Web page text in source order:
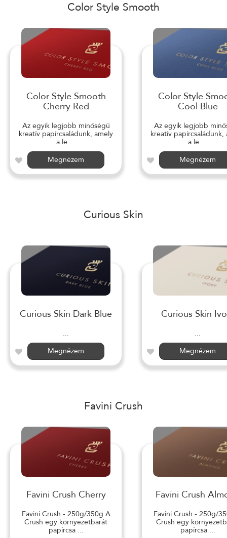
Color Style Smooth
Color Style Smooth
Cherry Red
Az egyik legjobb minőségű
kreatív papírcsaládunk, amely
a le ...
Megnézem
Color Style
Cool Blue
Az egyik legjobb
kreatív papírcsaládunk,
a le ...
Megnézem
Curious Skin
Curious Skin Dark Blue
...
Megnézem
Curious Skin
...
Megnézem
Favini Crush
Favini Crush Cherry
Favini Crush - 250g/350g A
Crush egy környezetbarát
papírcsa ...
Favini Crush
Favini Crush - 250g/
Crush egy
papírcsa ...